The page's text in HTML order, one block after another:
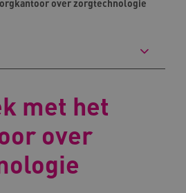
over zorgtechnologie
met het
over